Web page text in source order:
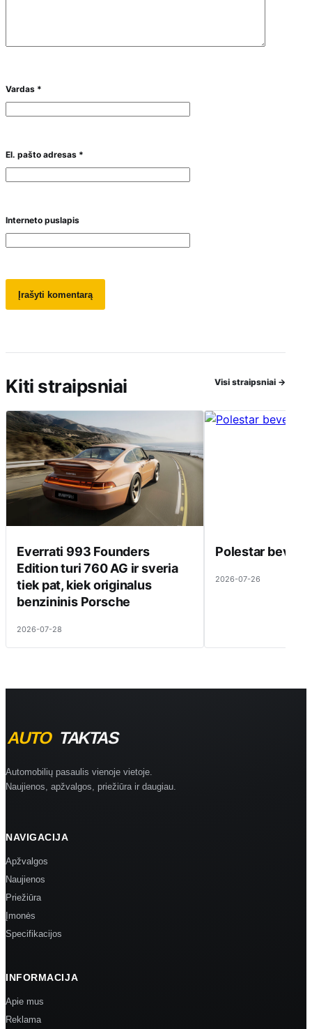
Vardas *
El. pašto adresas *
Interneto puslapis
Kiti straipsniai Visi straipsniai →
Everrati 993 Founders
Edition turi 760 AG ir sveria
tiek pat, kiek originalus
benzininis Porsche
2026-07-28
Polestar beveik
2026-07-26
Automobilių pasaulis vienoje vietoje.
Naujienos, apžvalgos, priežiūra ir daugiau.
NAVIGACIJA
Apžvalgos
Naujienos
Priežiūra
Įmonės
Specifikacijos
INFORMACIJA
Apie mus
Reklama